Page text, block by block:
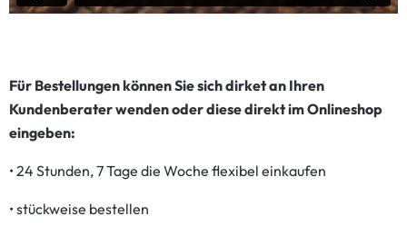
Für Bestellungen können Sie sich dirket an Ihren
Kundenberater wenden oder diese direkt im Onlineshop
eingeben:
• 24 Stunden, 7 Tage die Woche flexibel einkaufen
• stückweise bestellen